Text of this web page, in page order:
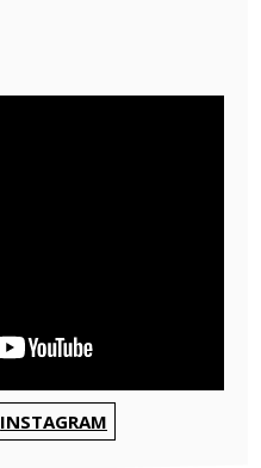
INSTAGRAM